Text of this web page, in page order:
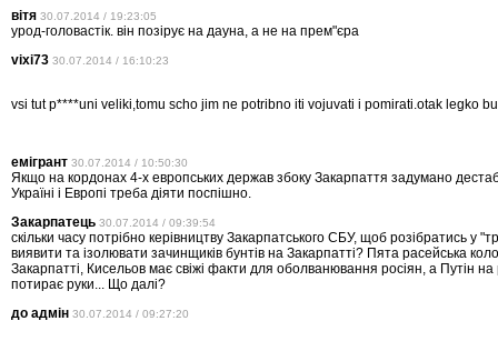
вітя 30.07.2014 / 19:23:05
урод-головастік. він позірує на дауна, а не на прем"єра
vixi73 30.07.2014 / 16:10:23
vsi tut p****uni veliki,tomu scho jim ne potribno iti vojuvati i pomirati.otak legko
емігрант 30.07.2014 / 10:50:30
Якщо на кордонах 4-х европських держав збоку Закарпаття задумано
Україні і Европі треба діяти поспішно.
Закарпатець 30.07.2014 / 09:39:54
скільки часу потрібно керівництву Закарпатського СБУ, щоб розібратись у
виявити та ізолювати зачинщиків бунтів на Закарпатті? Пята расейська
Закарпатті, Кисельов має свіжі факти для оболванювання росіян, а Путін
потирає руки... Що далі?
до адмін 30.07.2014 / 09:27:20